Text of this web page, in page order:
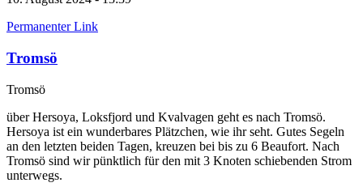
Permanenter Link
Tromsö
Tromsö
über Hersoya, Loksfjord und Kvalvagen geht es nach Tromsö.
Hersoya ist ein wunderbares Plätzchen, wie ihr seht. Gutes Segeln
an den letzten beiden Tagen, kreuzen bei bis zu 6 Beaufort. Nach
Tromsö sind wir pünktlich für den mit 3 Knoten schiebenden Strom
unterwegs.